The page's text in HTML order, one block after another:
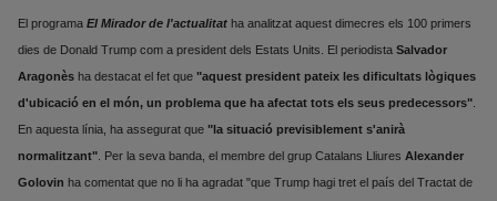
El programa El Mirador de l'actualitat ha analitzat aquest dimecres els 100 primers
dies de Donald Trump com a president dels Estats Units. El periodista Salvador
Aragonès ha destacat el fet que "aquest president pateix les dificultats lògiques
d'ubicació en el món, un problema que ha afectat tots els seus predecessors"
En aquesta línia, ha assegurat que "la situació previsiblement s'anirà
normalitzant" . Per la seva banda, el membre del grup Catalans Lliures Alexander
Golovin ha comentat que no li ha agradat "que Trump hagi tret el país del Tractat de